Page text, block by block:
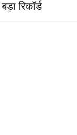
रिकॉर्ड